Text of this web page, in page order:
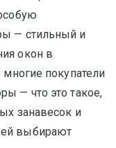
— стильный и
окон в
покупатели
— что это такое,
занавесок и
выбирают